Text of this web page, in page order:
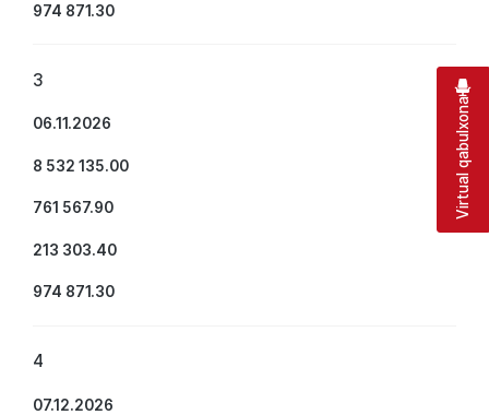
974 871.30
3
06.11.2026
8 532 135.00
761 567.90
213 303.40
974 871.30
4
07.12.2026
Virtual qabulxona